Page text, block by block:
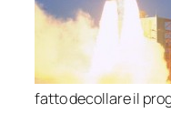
fatto decollare il